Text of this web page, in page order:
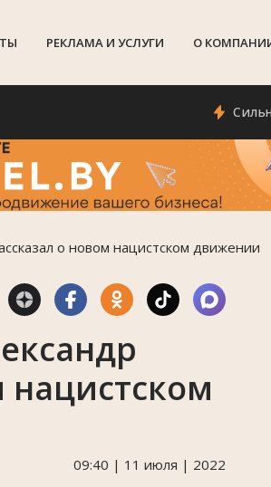
РЕКЛАМА И УСЛУГИ О
Сильный
о новом нацистском движении
нацистском
09:40 | 11 июля | 2022